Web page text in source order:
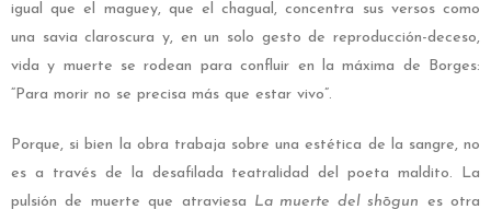
igual que el maguey, que el chagual, concentra sus versos como
una savia claroscura y, en un solo gesto de reproducción-deceso,
vida y muerte se rodean para confluir en la máxima de Borges:
“Para morir no se precisa más que estar vivo”.
Porque, si bien la obra trabaja sobre una estética de la sangre, no
es a través de la desafilada teatralidad del poeta maldito. La
pulsión de muerte que atraviesa La muerte del shōgun es otra